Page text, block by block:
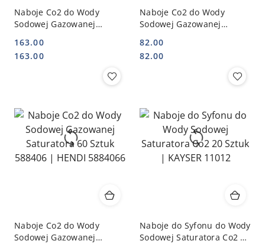
Naboje Co2 do Wody
Sodowej Gazowanej
588406 | HENDI 58840610
Cena:
163.00
Cena:
163.00
Naboje Co2 do Wody
Sodowej Gazowanej
588406 | HENDI 5884064
Cena:
82.00
Cena:
82.00
Naboje Co2 do Wody
Sodowej Gazowanej
Naboje do Syfonu do Wody
Sodowej Saturatora Co2 20